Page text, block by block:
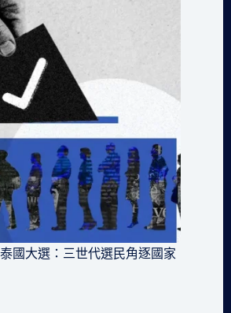
泰國大選：三世代選民角逐國家